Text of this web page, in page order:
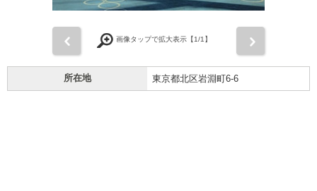
画像タップで拡大表示【1/1】
所在地 東京都北区岩淵町6-6